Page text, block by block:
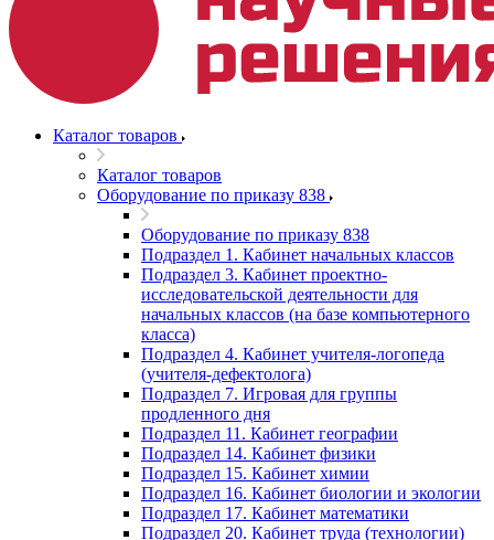
Каталог товаров
Каталог товаров
Оборудование по приказу 838
Оборудование по приказу 838
Подраздел 1. Кабинет начальных классов
Подраздел 3. Кабинет проектно-
исследовательской деятельности для
начальных классов (на базе компьютерного
класса)
Подраздел 4. Кабинет учителя-логопеда
(учителя-дефектолога)
Подраздел 7. Игровая для группы
продленного дня
Подраздел 11. Кабинет географии
Подраздел 14. Кабинет физики
Подраздел 15. Кабинет химии
Подраздел 16. Кабинет биологии и экологии
Подраздел 17. Кабинет математики
Подраздел 20. Кабинет труда (технологии)